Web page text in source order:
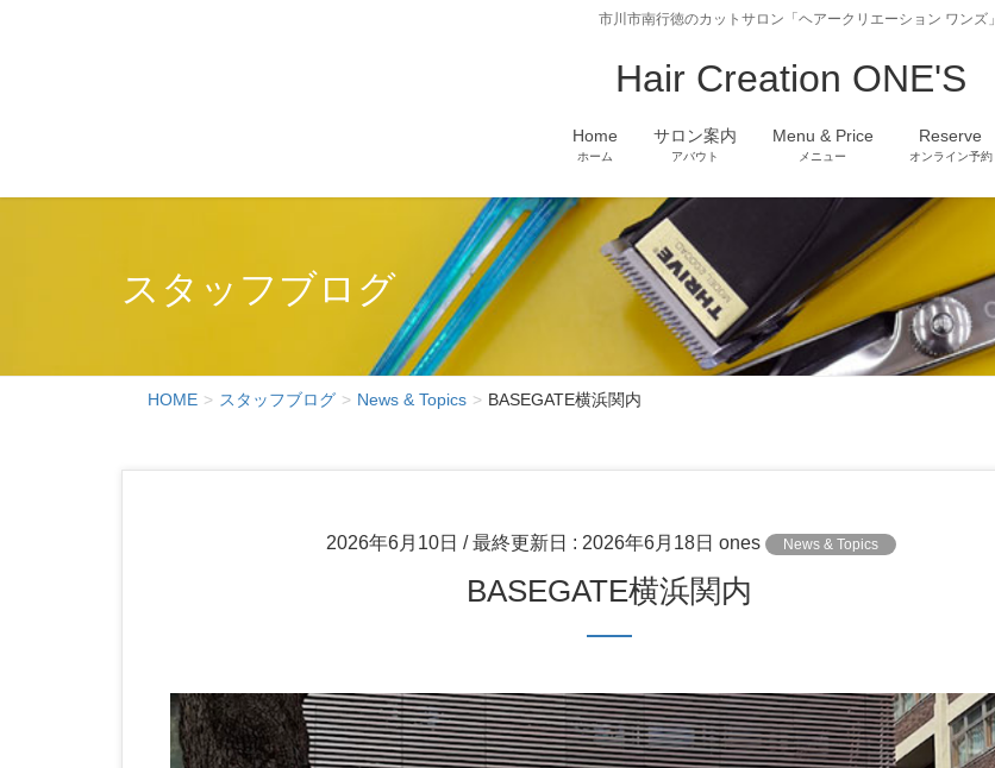
市川市南行徳のカットサロン「ヘアークリエーション ワンズ」
Hair Creation ONE'S
Home
ホーム
サロン案内
アバウト
Menu & Price
メニュー
Reserve
オンライン予約
スタッフブログ
HOME スタッフブログ News & Topics BASEGATE横浜関内
2026年6月10日 / 最終更新日 : 2026年6月18日 ones News & Topics
BASEGATE横浜関内